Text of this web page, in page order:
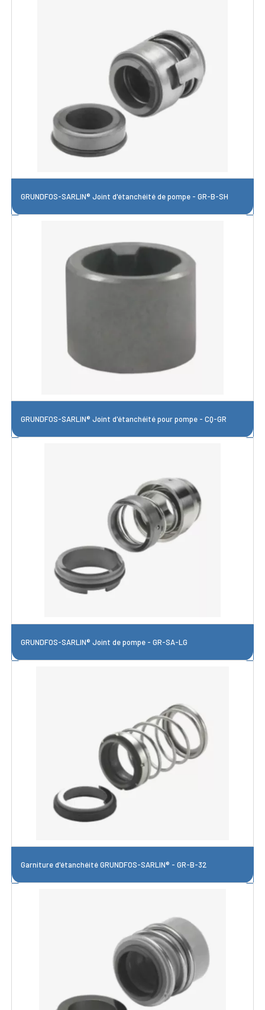
GRUNDFOS-SARLIN® Joint d'étanchéité de pompe - GR-B-SH
GRUNDFOS-SARLIN® Joint d'étanchéité pour pompe - CQ-GR
GRUNDFOS-SARLIN® Joint de pompe - GR-SA-LG
Garniture d'étanchéité GRUNDFOS-SARLIN® - GR-B-32